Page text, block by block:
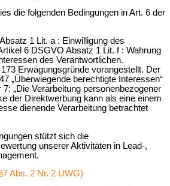
die folgenden Bedingungen in Art. 6 der
1 Lit. a : Einwilligung des
6 DSGVO Absatz 1 Lit. f : Wahrung
des Verantwortlichen.
Erwägungsgründe vorangestellt. Der
„Überwiegende berechtigte Interessen“
7: „Die Verarbeitung personenbezogener
der Direktwerbung kann als eine einem
dienende Verarbeitung betrachtet
stützt sich die
unserer Aktivitäten in Lead-,
Abs. 2 Nr. 2 UWG)